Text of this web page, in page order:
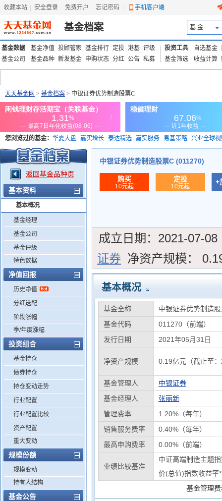
收藏本站 安全登录 免费开户 忘记密码 手机客户端
基金档案 基 金
基金数据 基金净值 投顾管家 基金排行 定投 港基 评级
基金公司
基金品种 新发基金 申购状态 分红 公告 私募
投资工具 自选基金
基金筛选
收益计算
天天基金网 > 基金档案 > 中银证券优势制造股票C
您浏览过的基金： 华夏大盘 嘉实增长 泰达精选 嘉实服务 易基策略 兴业全球
添富优势 华安宏利 上证180价值ETF
返回基金品种页
基本资料
基本概况
基金经理
基金公司
基金评级
特色数据
净值回报
历史净值
分红送配
阶段涨幅
季/年度涨幅
投资组合
基金持仓
债券持仓
持仓变动走势
行业配置
行业配置比较
资产配置
重大变动
规模份额
规模变动
持有人结构
基金公告
中银证券优势制造股票C (011270)
购买
10元起
定投
10元起
+
成立日期： 2021-07-08
证券 净资产规模：
基本概况
基金全称
中银证券优势制造
基金代码
011270（前端）
发行日期
2021年05月31日
净资产规模 0.19亿元（截止至
基金管理人
中银证券
基金经理人
张丽新
管理费率
1.20%（每年）
销售服务费率
0.40%（每年）
最高申购费率
0.00%（前端）
业绩比较基准
中证高端制造主题
价(总值)指数收益率
基金管理